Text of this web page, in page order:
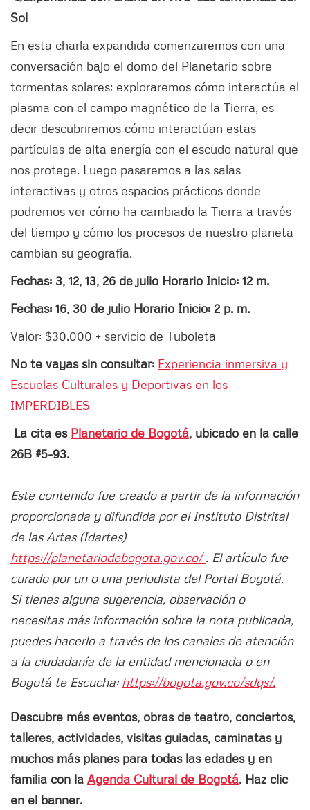
Sol
En esta charla expandida comenzaremos con una
conversación bajo el domo del Planetario sobre
tormentas solares; exploraremos cómo interactúa el
plasma con el campo magnético de la Tierra, es
decir descubriremos cómo interactúan estas
partículas de alta energía con el escudo natural que
nos protege. Luego pasaremos a las salas
interactivas y otros espacios prácticos donde
podremos ver cómo ha cambiado la Tierra a través
del tiempo y cómo los procesos de nuestro planeta
cambian su geografía.
Fechas: 3, 12, 13, 26 de julio Horario Inicio: 12 m.
Fechas: 16, 30 de julio Horario Inicio: 2 p. m.
Valor: $30.000 + servicio de Tuboleta
No te vayas sin consultar: Experiencia inmersiva y
Escuelas Culturales y Deportivas en los
IMPERDIBLES
La cita es Planetario de Bogotá, ubicado en la calle
26B #5-93.
Este contenido fue creado a partir de la información
proporcionada y difundida por el Instituto Distrital
de las Artes (Idartes)
https://planetariodebogota.gov.co/. El artículo fue
curado por un o una periodista del Portal Bogotá.
Si tienes alguna sugerencia, observación o
necesitas más información sobre la nota publicada,
puedes hacerlo a través de los canales de atención
a la ciudadanía de la entidad mencionada o en
Bogotá te Escucha: https://bogota.gov.co/sdqs/.
Descubre más eventos, obras de teatro, conciertos,
talleres, actividades, visitas guiadas, caminatas y
muchos más planes para todas las edades y en
familia con la Agenda Cultural de Bogotá. Haz clic
en el banner.